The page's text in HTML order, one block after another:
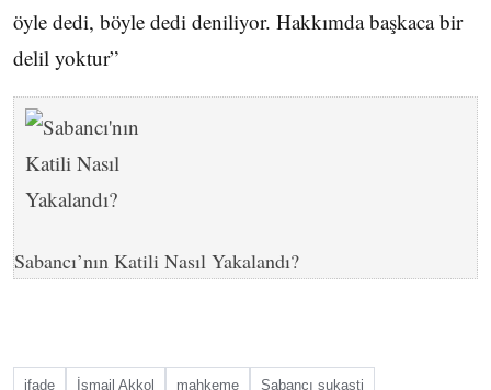
öyle dedi, böyle dedi deniliyor. Hakkımda başkaca bir
delil yoktur”
Sabancı’nın Katili Nasıl Yakalandı?
ifade İsmail Akkol mahkeme Sabancı sukasti